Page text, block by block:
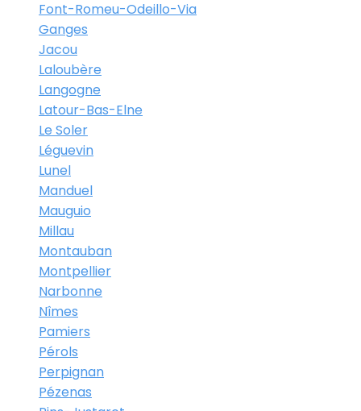
Font-Romeu-Odeillo-Via
Ganges
Jacou
Laloubère
Langogne
Latour-Bas-Elne
Le Soler
Léguevin
Lunel
Manduel
Mauguio
Millau
Montauban
Montpellier
Narbonne
Nîmes
Pamiers
Pérols
Perpignan
Pézenas